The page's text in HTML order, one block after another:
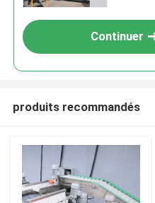
Continuer
produits recommandés